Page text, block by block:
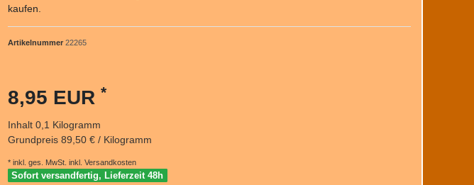
kaufen.
Artikelnummer 22265
8,95 EUR *
Inhalt 0,1 Kilogramm
Grundpreis 89,50 € / Kilogramm
* inkl. ges. MwSt. inkl. Versandkosten
Sofort versandfertig, Lieferzeit 48h